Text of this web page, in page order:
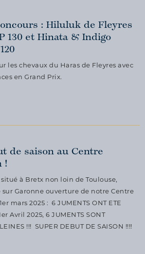
: Hiluluk de Fleyres
130 et Hinata & Indigo
les chevaux du Haras de Fleyres avec
en Grand Prix.
de saison au Centre
!
à Bretx non loin de Toulouse,
sur Garonne ouverture de notre Centre
mars 2025 : 6 JUMENTS ONT ETE
Avril 2025, 6 JUMENTS SONT
!!! SUPER DEBUT DE SAISON !!!!